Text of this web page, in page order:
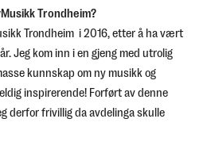
Trondheim?
Trondheim i 2016, etter å ha vært
Jeg kom inn i en gjeng med utrolig
kunnskap om ny musikk og
inspirerende! Forført av denne
derfor frivillig da avdelinga skulle